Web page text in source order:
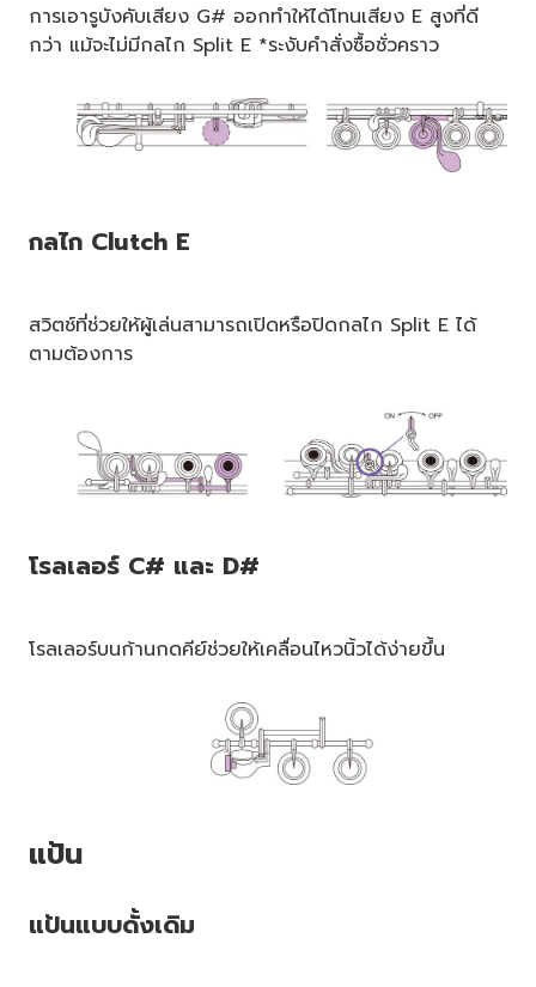
การเอารูบังคับเสียง G# ออกทำให้ได้โทนเสียง E สูงที่ดี
กว่า แม้จะไม่มีกลไก Split E *ระงับคำสั่งซื้อชั่วคราว
กลไก Clutch E
สวิตช์ที่ช่วยให้ผู้เล่นสามารถเปิดหรือปิดกลไก Split E ได้
ตามต้องการ
โรลเลอร์ C# และ D#
โรลเลอร์บนก้านกดคีย์ช่วยให้เคลื่อนไหวนิ้วได้ง่ายขึ้น
แป้น
แป้นแบบดั้งเดิม